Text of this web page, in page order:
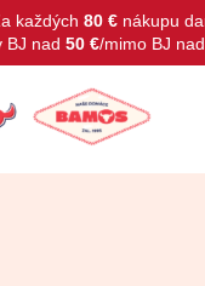
každých 80 € nákupu
BJ nad 50 €/mimo BJ nad